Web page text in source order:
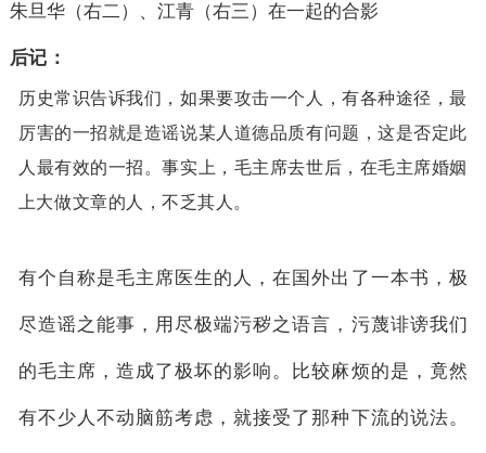
朱旦华（右二）、江青（右三）在一起的合影
后记：
历史常识告诉我们，如果要攻击一个人，有各种途径，最
厉害的一招就是造谣说某人道德品质有问题，这是否定此
人最有效的一招。事实上，毛主席去世后，在毛主席婚姻
上大做文章的人，不乏其人 。
有个自称是毛主席医生的人，在国外出了一本书，极
尽造谣之能事，用尽极端污秽之语言，污蔑诽谤我们
的毛主席，造成了极坏的影响。比较麻烦的是，竟然
有不少人不动脑筋考虑，就接受了那种下流的说法。